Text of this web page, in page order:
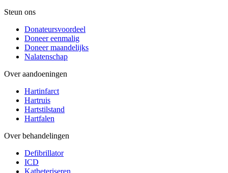
Steun ons
Donateursvoordeel
Doneer eenmalig
Doneer maandelijks
Nalatenschap
Over aandoeningen
Hartinfarct
Hartruis
Hartstilstand
Hartfalen
Over behandelingen
Defibrillator
ICD